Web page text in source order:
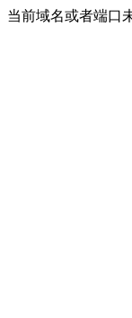
当前域名或者端口